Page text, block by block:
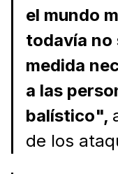
el mundo
todavía no
medida
a las
balístico",
de los